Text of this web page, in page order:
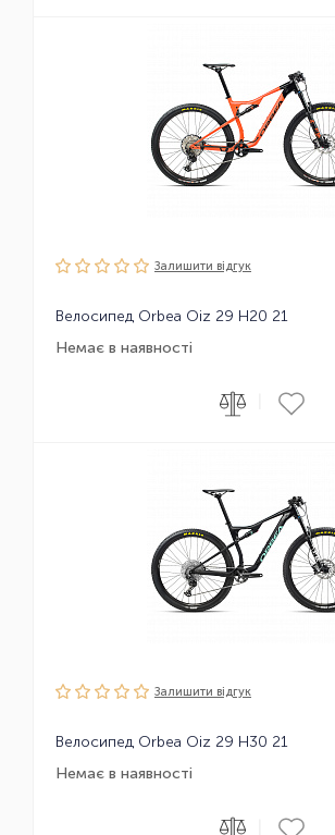
Залишити вiдгук
Велосипед Orbea Oiz 29 H20 21
Немає в наявності
Залишити вiдгук
Велосипед Orbea Oiz 29 H30 21
Немає в наявності